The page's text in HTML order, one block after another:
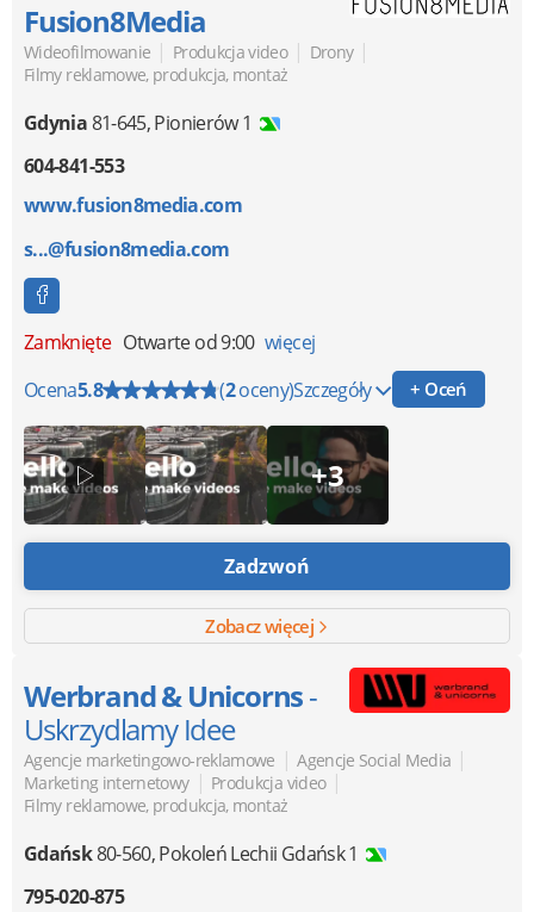
Fusion8Media
Wideofilmowanie | Produkcja video | Drony |
Filmy reklamowe, produkcja, montaż
Gdynia81-645,Pionierów 1
604-841-553
www.fusion8media.com
s...@fusion8media.com
Zamknięte Otwarte od 9:00 więcej
Ocena5.8 (2oceny)Szczegóły + Oceń
+3
Zadzwoń
Zobacz więcej
Werbrand & Unicorns-
Uskrzydlamy Idee
Agencje marketingowo-reklamowe | Agencje Social Media |
Marketing internetowy | Produkcja video |
Filmy reklamowe, produkcja, montaż
Gdańsk80-560,Pokoleń Lechii Gdańsk 1
795-020-875